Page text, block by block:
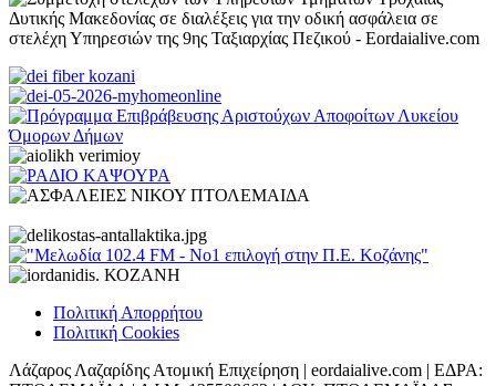
Πολιτική Απορρήτου
Πολιτική Cookies
Λάζαρος Λαζαρίδης Ατομική Επιχείρηση | eordaialive.com | ΕΔΡΑ: